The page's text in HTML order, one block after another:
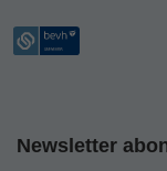
Newsletter